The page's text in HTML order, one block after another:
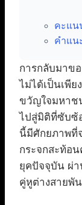
คะแน
คำแน
การกลับมาข
ไม่ได้เป็นเพี
ขวัญใจมหาช
ไปสู่มิติที่ซับซ้
นี้มีศักยภาพที่
กระจกสะท้อ
ยุคปัจจุบัน ผ่า
คู่หูต่างสายพั